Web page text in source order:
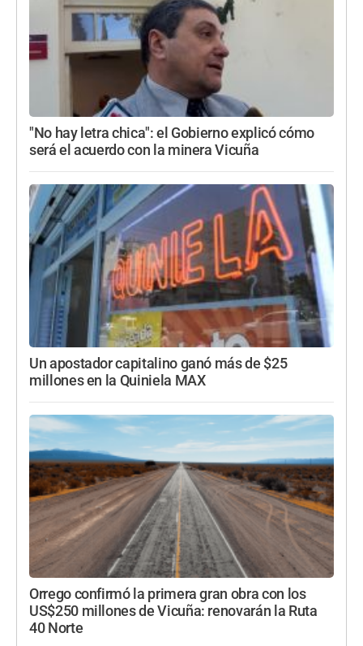
"No hay letra chica": el Gobierno explicó cómo
será el acuerdo con la minera Vicuña
Un apostador capitalino ganó más de $25
millones en la Quiniela MAX
Orrego confirmó la primera gran obra con los
US$250 millones de Vicuña: renovarán la Ruta
40 Norte